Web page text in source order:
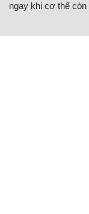
ngay khi cơ thể còn